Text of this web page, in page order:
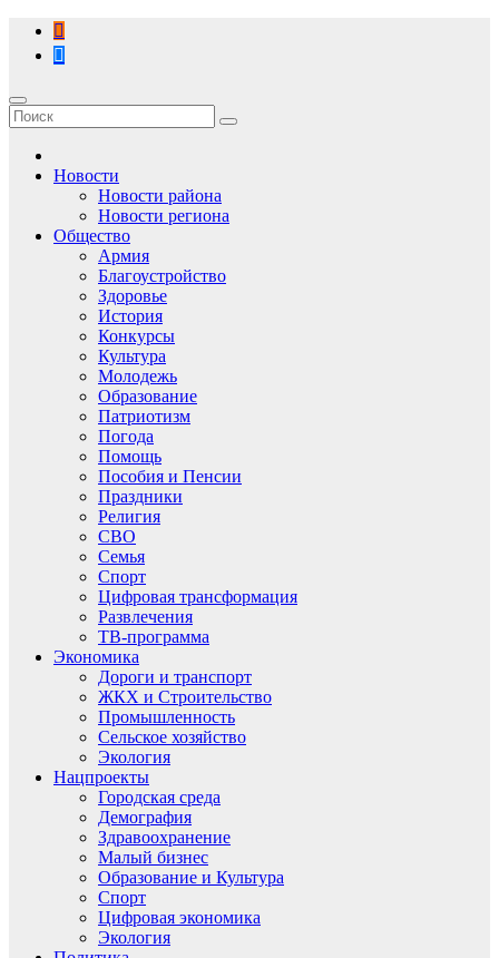
Перейти
содержимому
Новости
Новости района
Новости региона
Общество
Армия
Благоустройство
Здоровье
История
Конкурсы
Культура
Молодежь
Образование
Патриотизм
Погода
Помощь
Пособия и Пенсии
Праздники
Религия
СВО
Семья
Спорт
Цифровая трансформация
Развлечения
ТВ-программа
Экономика
Дороги и транспорт
ЖКХ и Строительство
Промышленность
Сельское хозяйство
Экология
Нацпроекты
Городская среда
Демография
Здравоохранение
Малый бизнес
Образование и Культура
Спорт
Цифровая экономика
Экология